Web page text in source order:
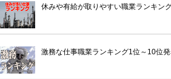
休みや有給が取りやすい職業ランキン
激務な仕事職業ランキング1位～10位発